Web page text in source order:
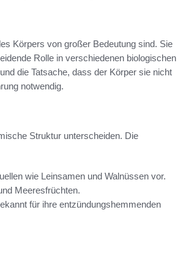
Körpers von großer Bedeutung sind. Sie
Rolle in verschiedenen biologischen
die Tatsache, dass der Körper sie nicht
notwendig.
Struktur unterscheiden. Die
wie Leinsamen und Walnüssen vor.
Meeresfrüchten.
für ihre entzündungshemmenden